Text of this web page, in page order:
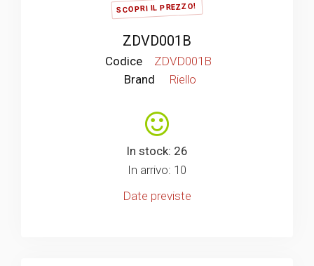
SCOPRI IL PREZZO!
ZDVD001B
Codice
ZDVD001B
Brand
Riello
In stock: 26
In arrivo: 10
Date previste